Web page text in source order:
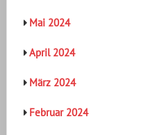
Mai 2024
April 2024
März 2024
Februar 2024